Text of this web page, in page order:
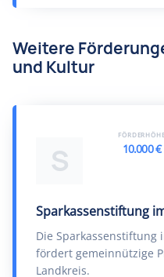
Weitere
und Kultur
S
Sparkassenstiftung
Die Sparkassenstiftung
fördert gemeinnützige
Landkreis.
FÖRDERHÖHE
10.000 €